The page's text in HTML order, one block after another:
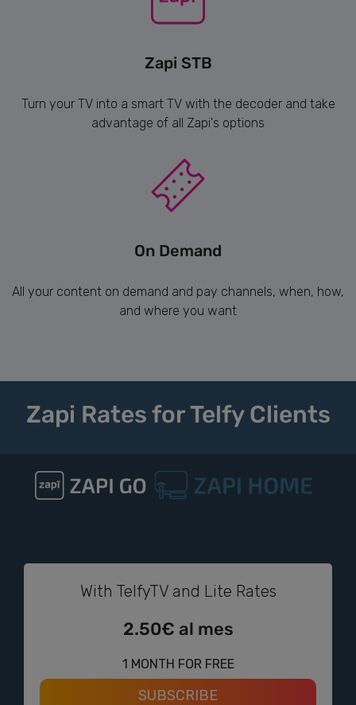
Zapi STB
Turn your TV into a smart TV with the decoder and take
advantage of all Zapi's options
On Demand
All your content on demand and pay channels, when, how,
and where you want
Zapi Rates for Telfy Clients
With TelfyTV and Lite Rates
2.50€ al mes
1 MONTH FOR FREE
SUBSCRIBE